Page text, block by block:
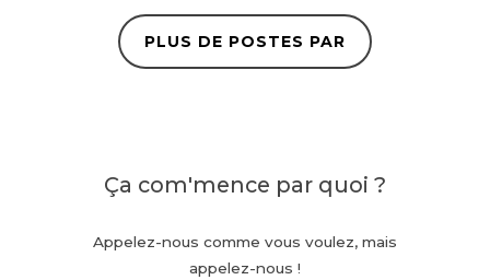
PLUS DE POSTES PAR
Ça com'mence par quoi ?
Appelez-nous comme vous voulez, mais
appelez-nous !